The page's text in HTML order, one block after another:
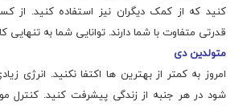
کنید که از کمک دیگران نیز استفاده کنید. از
قدرتی متفاوت با شما دارند. توانایی شما به تنهایی
متولدین دی
امروز به کمتر از بهترین ها اکتفا نکنید. انرژی
شود در هر جنبه از زندگی پیشرفت کنید. کنترل